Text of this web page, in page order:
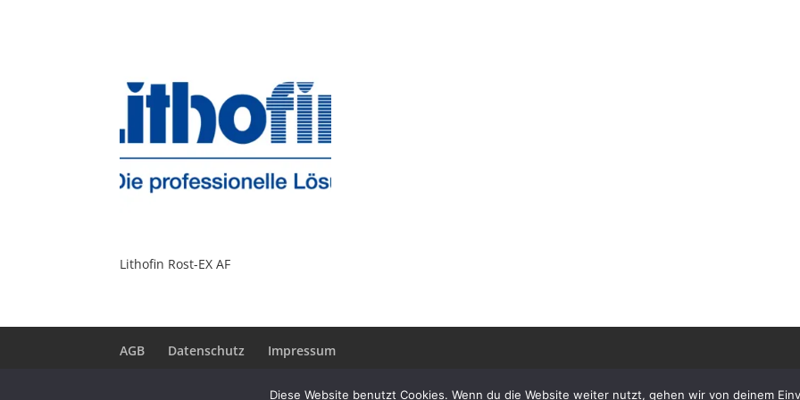
Lithofin Rost-EX AF
AGB Datenschutz Impressum
Diese Website benutzt Cookies. Wenn du die Website weiter nutzt, gehen wir von deinem